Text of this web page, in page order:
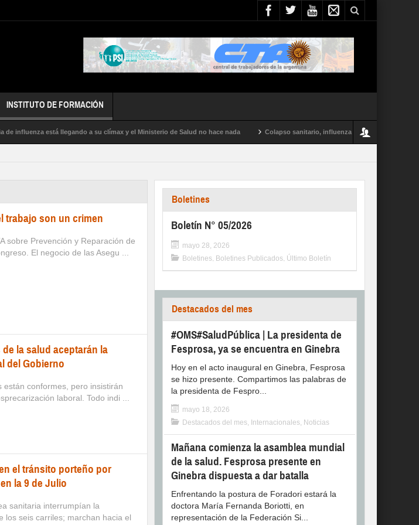
INSTITUTO DE FORMACIÓN
influenza está llegando a su clímax y el Ministerio de Salud no hace nada Colapso sanitario, influenza tipo A y conflictos en
trabajo son un crimen
sobre Prevención y Reparación de
El negocio de las Asegu ...
la salud aceptarán la
del Gobierno
están conformes, pero insistirán
laboral. Todo indi ...
el tránsito porteño por
la 9 de Julio
sanitaria interrumpían la
los seis carriles; marchan hacia el
Boletines
Boletín N° 05/2026
mayo 28, 2026
Boletines, Boletines Publicados, Último Boletín
Destacados del mes
#OMS#SaludPública | La presidenta de
Fesprosa, ya se encuentra en Ginebra
Hoy en el acto inaugural en Ginebra, Fesprosa
se hizo presente. Compartimos las palabras de
la presidenta de Fespro...
mayo 18, 2026
Destacados del mes, Internacionales, Noticias
Mañana comienza la asamblea mundial
de la salud. Fesprosa presente en
Ginebra dispuesta a dar batalla
Enfrentando la postura de Foradori estará la
doctora María Fernanda Boriotti, en
representación de la Federación Si...